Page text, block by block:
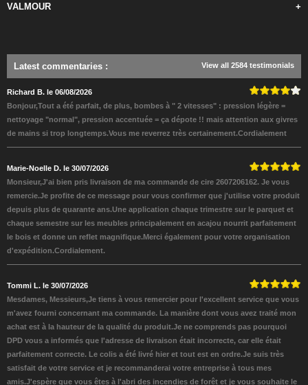
VALMOUR +
Latest commentaries : View all 2584 testimonials
Richard B. le 06/08/2026
Bonjour,Tout a été parfait, de plus, bombes à " 2 vitesses" : pression légère =
nettoyage "normal", pression accentuée = ça dépote !! mais attention aux givres
de mains si trop longtemps.Vous me reverrez très certainement.Cordialement
Marie-Noelle D. le 30/07/2026
Monsieur,J'ai bien pris livraison de ma commande de cire 2607206162. Je vous
remercie.Je profite de ce message pour vous confirmer que j'utilise votre produit
depuis plus de quarante ans.Une application chaque trimestre sur le parquet et
chaque semestre sur les meubles principalement en acajou nourrit parfaitement
le bois et donne un reflet magnifique.Merci également pour votre organisation
d'expédition.Cordialement.
Tommi L. le 30/07/2026
Mesdames, Messieurs,Je tiens à vous remercier pour l'excellent service que vous
m'avez fourni concernant ma commande. La manière dont vous avez traité mon
achat est à la hauteur de la qualité du produit.Je ne comprends pas pourquoi
DPD vous a informés que l'adresse de livraison était incorrecte, car elle était
parfaitement correcte. Le colis a été livré hier et tout est en ordre.Je suis très
satisfait de votre service et je recommanderai votre entreprise à tous mes
amis.J'espère que vous êtes à l'abri des incendies de forêt et je vous souhaite le